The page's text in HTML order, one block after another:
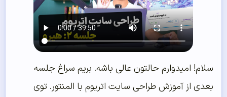
سلام! امیدوارم حالتون عالی باشه. بریم سراغ جلسه
بعدی از آموزش طراحی سایت اتریوم با المنتور. توی